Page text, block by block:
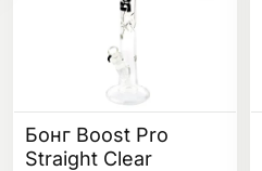
Бонг Boost Pro
Straight Clear